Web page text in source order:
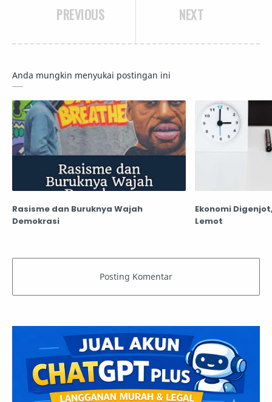
NEXT
PREVIOUS
Anda mungkin menyukai postingan ini
Rasisme dan Buruknya Wajah
Demokrasi
Ekonomi
Lemot